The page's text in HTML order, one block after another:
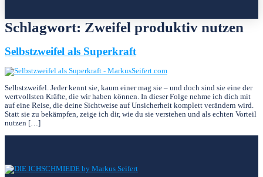
Schlagwort: Zweifel produktiv nutzen
Selbstzweifel als Superkraft
Selbstzweifel. Jeder kennt sie, kaum einer mag sie – und doch sind sie eine der
wertvollsten Kräfte, die wir haben können. In dieser Folge nehme ich dich mit
auf eine Reise, die deine Sichtweise auf Unsicherheit komplett verändern wird.
Statt sie zu bekämpfen, zeige ich dir, wie du sie verstehen und als echten Vorteil
nutzen […]